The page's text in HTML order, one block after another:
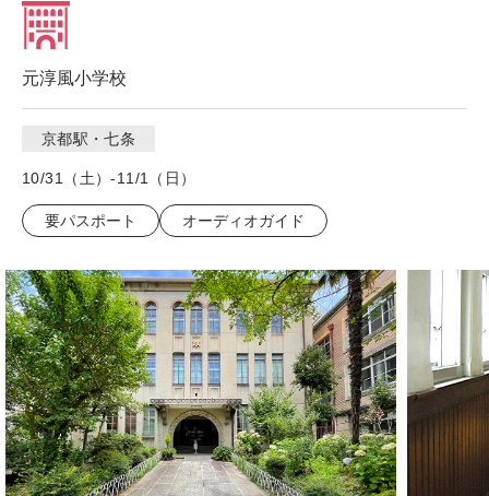
元淳風小学校
京都駅・七条
10/31（土）-11/1（日）
要パスポート オーディオガイド